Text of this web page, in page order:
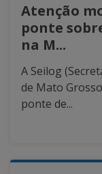
Atenção
ponte
na M...
A Seilog
de Mato
ponte de...